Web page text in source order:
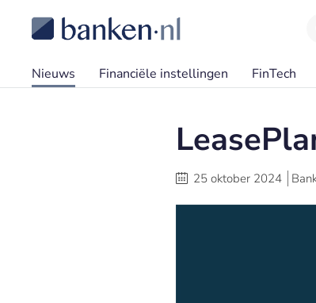
Nieuws Financiële instellingen FinTech
25 oktober 2024